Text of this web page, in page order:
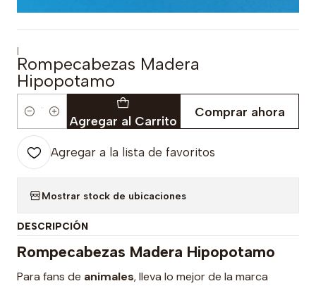
|
Rompecabezas Madera
Hipopotamo
Cantidad Agregar al Carrito
Comprar ahora
Agregar a la lista de favoritos
Mostrar stock de ubicaciones
DESCRIPCIÓN
Rompecabezas Madera Hipopotamo
Para fans de animales, lleva lo mejor de la marca